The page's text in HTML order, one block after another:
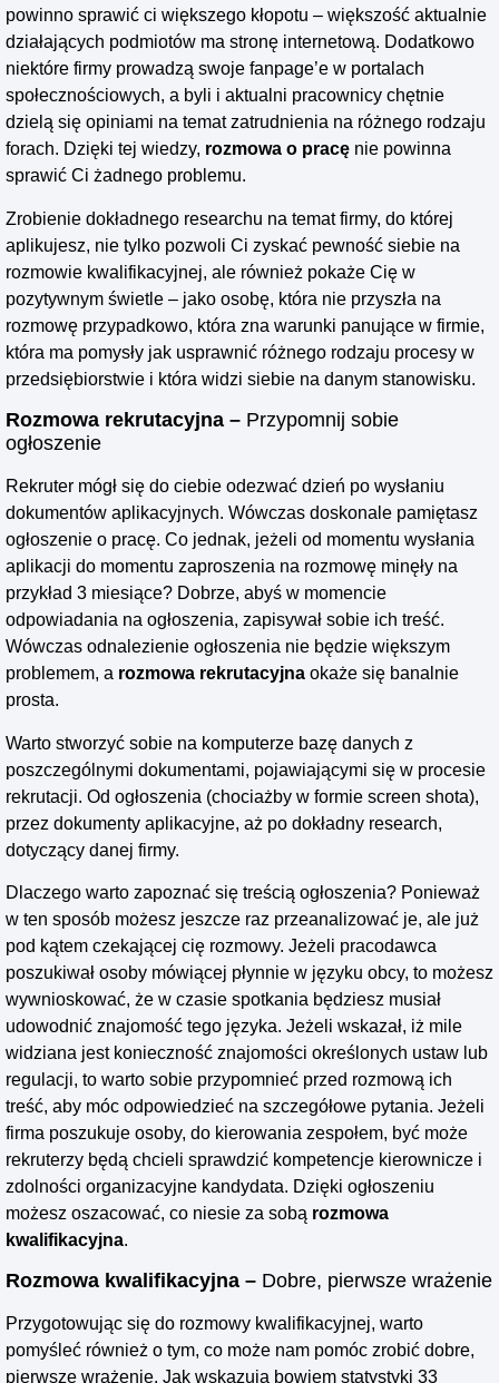
powinno sprawić ci większego kłopotu – większość aktualnie
działających podmiotów ma stronę internetową. Dodatkowo
niektóre firmy prowadzą swoje fanpage’e w portalach
społecznościowych, a byli i aktualni pracownicy chętnie
dzielą się opiniami na temat zatrudnienia na różnego rodzaju
forach. Dzięki tej wiedzy, rozmowa o pracę nie powinna
sprawić Ci żadnego problemu.
Zrobienie dokładnego researchu na temat firmy, do której
aplikujesz, nie tylko pozwoli Ci zyskać pewność siebie na
rozmowie kwalifikacyjnej, ale również pokaże Cię w
pozytywnym świetle – jako osobę, która nie przyszła na
rozmowę przypadkowo, która zna warunki panujące w firmie,
która ma pomysły jak usprawnić różnego rodzaju procesy w
przedsiębiorstwie i która widzi siebie na danym stanowisku.
Rozmowa rekrutacyjna – Przypomnij sobie
ogłoszenie
Rekruter mógł się do ciebie odezwać dzień po wysłaniu
dokumentów aplikacyjnych. Wówczas doskonale pamiętasz
ogłoszenie o pracę. Co jednak, jeżeli od momentu wysłania
aplikacji do momentu zaproszenia na rozmowę minęły na
przykład 3 miesiące? Dobrze, abyś w momencie
odpowiadania na ogłoszenia, zapisywał sobie ich treść.
Wówczas odnalezienie ogłoszenia nie będzie większym
problemem, a rozmowa rekrutacyjna okaże się banalnie
prosta.
Warto stworzyć sobie na komputerze bazę danych z
poszczególnymi dokumentami, pojawiającymi się w procesie
rekrutacji. Od ogłoszenia (chociażby w formie screen shota),
przez dokumenty aplikacyjne, aż po dokładny research,
dotyczący danej firmy.
Dlaczego warto zapoznać się treścią ogłoszenia? Ponieważ
w ten sposób możesz jeszcze raz przeanalizować je, ale już
pod kątem czekającej cię rozmowy. Jeżeli pracodawca
poszukiwał osoby mówiącej płynnie w języku obcy, to możesz
wywnioskować, że w czasie spotkania będziesz musiał
udowodnić znajomość tego języka. Jeżeli wskazał, iż mile
widziana jest konieczność znajomości określonych ustaw lub
regulacji, to warto sobie przypomnieć przed rozmową ich
treść, aby móc odpowiedzieć na szczegółowe pytania. Jeżeli
firma poszukuje osoby, do kierowania zespołem, być może
rekruterzy będą chcieli sprawdzić kompetencje kierownicze i
zdolności organizacyjne kandydata. Dzięki ogłoszeniu
możesz oszacować, co niesie za sobą rozmowa
kwalifikacyjna.
Rozmowa kwalifikacyjna – Dobre, pierwsze wrażenie
Przygotowując się do rozmowy kwalifikacyjnej, warto
pomyśleć również o tym, co może nam pomóc zrobić dobre,
pierwsze wrażenie. Jak wskazują bowiem statystyki 33